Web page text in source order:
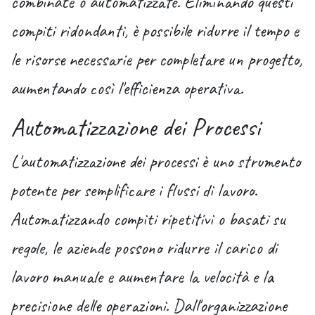
compiti ridondanti, è possibile ridurre il tempo e
le risorse necessarie per completare un progetto,
aumentando così l'efficienza operativa.
Automatizzazione dei Processi
L'automatizzazione dei processi è uno strumento
potente per semplificare i flussi di lavoro.
Automatizzando compiti ripetitivi o basati su
regole, le aziende possono ridurre il carico di
lavoro manuale e aumentare la velocità e la
precisione delle operazioni. Dall'organizzazione